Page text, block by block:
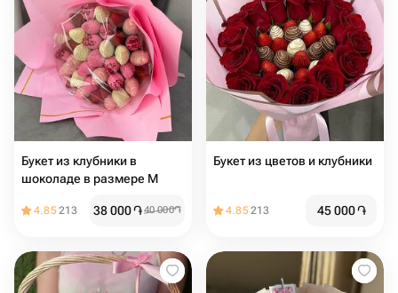
Букет из клубники в
шоколаде в размере М
4.85213 38 000֏40 000֏
Букет из цветов и клубники
4.85213 45 000֏